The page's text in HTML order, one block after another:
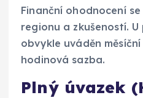
Finanční ohodnocení
regionu a zkušeností.
obvykle uváděn
hodinová sazba.
Plný úvazek